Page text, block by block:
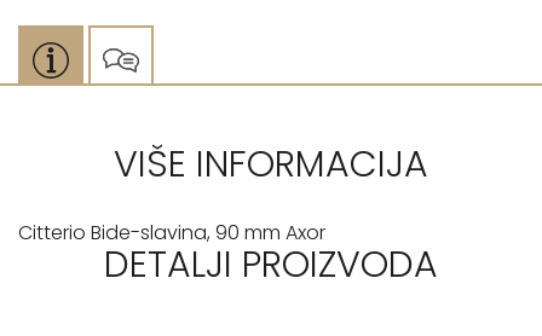
VIŠE INFORMACIJA
Citterio Bide-slavina, 90 mm Axor
DETALJI PROIZVODA